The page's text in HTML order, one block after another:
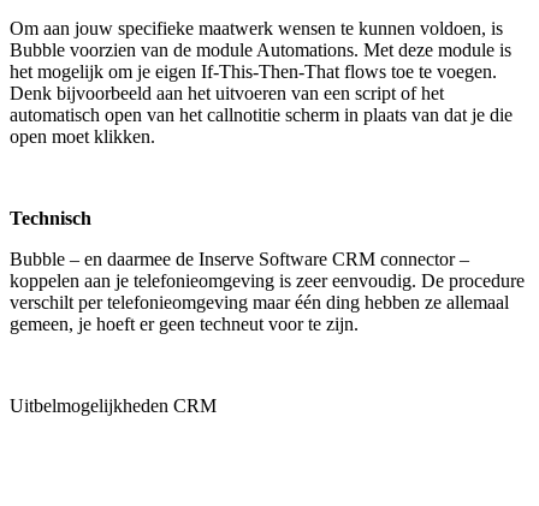
Om aan jouw specifieke maatwerk wensen te kunnen voldoen, is
Bubble voorzien van de module Automations. Met deze module is
het mogelijk om je eigen If-This-Then-That flows toe te voegen.
Denk bijvoorbeeld aan het uitvoeren van een script of het
automatisch open van het callnotitie scherm in plaats van dat je die
open moet klikken.
Technisch
Bubble – en daarmee de Inserve Software CRM connector –
koppelen aan je telefonieomgeving is zeer eenvoudig. De procedure
verschilt per telefonieomgeving maar één ding hebben ze allemaal
gemeen, je hoeft er geen techneut voor te zijn.
Uitbelmogelijkheden CRM